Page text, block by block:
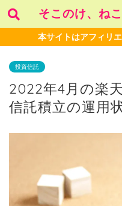
そこのけ、ね
本サイトはアフィリ
投資信託
2022年4月の楽
信託積立の運用